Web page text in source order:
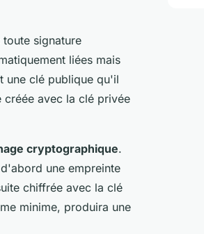
signature
liées mais
une clé publique qu'il
créée avec la clé privée
cryptographique.
une empreinte
chiffrée avec la clé
minime, produira une